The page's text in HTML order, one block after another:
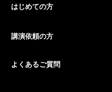
はじめての方
講演依頼の方
よくあるご質問